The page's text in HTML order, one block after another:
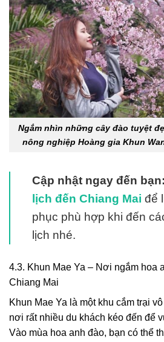
Ngắm nhìn những cây đào tuyệt
nông nghiệp Hoàng gia Khun
Cập nhật ngay đến bạn:
lịch đến Chiang Mai để
phục phù hợp khi đến
lịch nhé.
4.3. Khun Mae Ya – Nơi ngắm hoa
Chiang Mai
Khun Mae Ya là một khu cắm trại
nơi rất nhiều du khách kéo đến để
Vào mùa hoa anh đào, bạn có thể